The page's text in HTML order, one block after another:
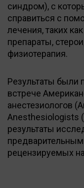
синдром), с
справиться с
лечения, таких
препараты,
физиотерапия.
Результаты были
встрече
анестезиологов
Anesthesiologists
результаты
рецензируемых